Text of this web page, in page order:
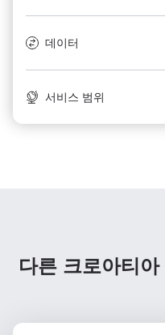
데이터
서비스 범위
다른 크로아티아